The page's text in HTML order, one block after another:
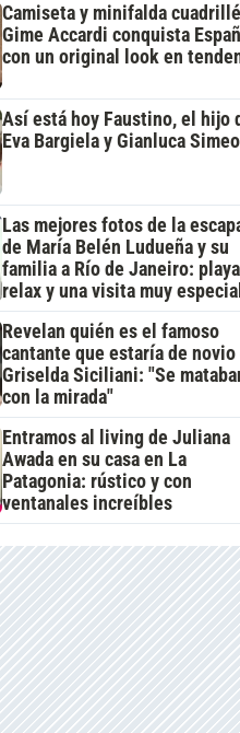
Camiseta y minifalda
Gime Accardi conquista
con un original look en
Así está hoy Faustino, el hijo
Eva Bargiela y Gianluca
Las mejores fotos de la
de María Belén Ludueña y su
familia a Río de Janeiro:
relax y una visita muy especial
Revelan quién es el famoso
cantante que estaría de novio
Griselda Siciliani: "Se
con la mirada"
Entramos al living de Juliana
Awada en su casa en La
Patagonia: rústico y con
ventanales increíbles